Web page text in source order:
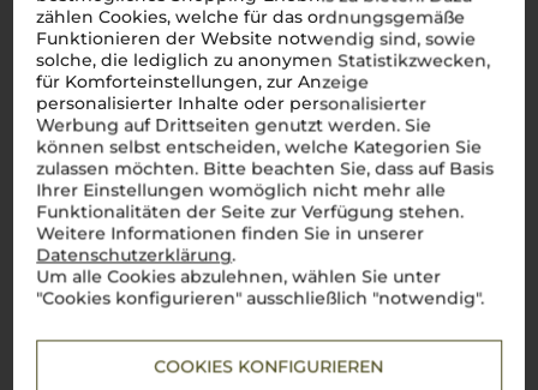
zählen Cookies, welche für das ordnungsgemäße
Funktionieren der Website notwendig sind, sowie
solche, die lediglich zu anonymen Statistikzwecken,
für Komforteinstellungen, zur Anzeige
personalisierter Inhalte oder personalisierter
Werbung auf Drittseiten genutzt werden. Sie
können selbst entscheiden, welche Kategorien Sie
zulassen möchten. Bitte beachten Sie, dass auf Basis
Ihrer Einstellungen womöglich nicht mehr alle
Funktionalitäten der Seite zur Verfügung stehen.
Weitere Informationen finden Sie in unserer
Datenschutzerklärung.
Um alle Cookies abzulehnen, wählen Sie unter
"Cookies konfigurieren" ausschließlich "notwendig".
COOKIES KONFIGURIEREN
1 von 2
Über die Region
Prosecco
Der beliebte Schaumwein aus Italien – Erfrischend, fruchtig,
unwiderstehlich
Proseccoist der weltweit beliebte Schaumwein aus Italien,
fruchtigen Aromen begeistert. Hergestellt in den Regionen
Venetien und Friaul-Julisch Venetien, stehtProsecco